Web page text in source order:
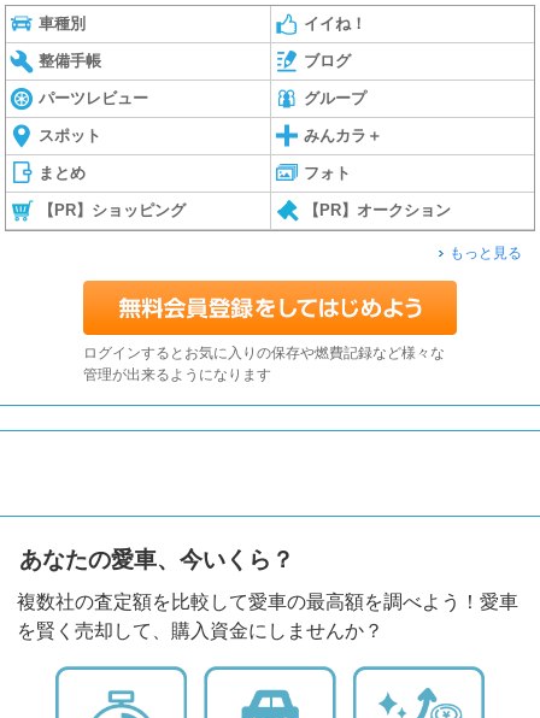
車種別 イイね！
整備手帳 ブログ
パーツレビュー グループ
スポット みんカラ＋
まとめ フォト
【PR】ショッピング 【PR】オークション
もっと見る
ログインするとお気に入りの保存や燃費記録など様々な
管理が出来るようになります
あなたの愛車、今いくら？
複数社の査定額を比較して愛車の最高額を調べよう！愛車
を賢く売却して、購入資金にしませんか？